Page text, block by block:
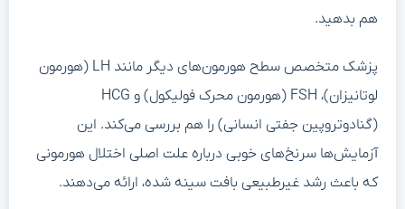
هم بدهید.
پزشک متخصص سطح هورمون‌های دیگر مانند LH (هورمون
لوتانیزان)، FSH (هورمون محرک فولیکول) و HCG
(گنادوتروپین جفتی انسانی) را هم بررسی می‌کند. این
آزمایش‌ها سرنخ‌های خوبی درباره علت اصلی اختلال هورمونی
که باعث رشد غیرطبیعی بافت سینه شده، ارائه می‌دهند.